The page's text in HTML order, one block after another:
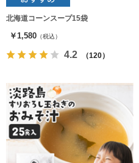
北海道コーンスープ15袋
￥1,580 （税込）
4.2 （120）